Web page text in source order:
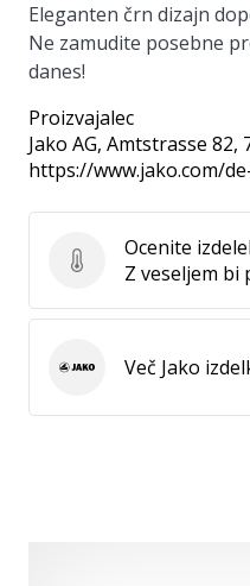
Eleganten črn dizajn
Ne zamudite posebne
danes!
Proizvajalec
Jako AG, Amtstrasse 82,
https://www.jako.com/
Ocenite izdelek
Ocenite
Z veseljem bi
Jako Več Jako